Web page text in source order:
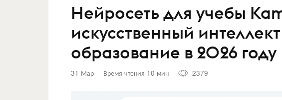
Нейросеть для учебы
искусственный
образование в 2026 году
31 Мар Время чтения 10 мин 2379